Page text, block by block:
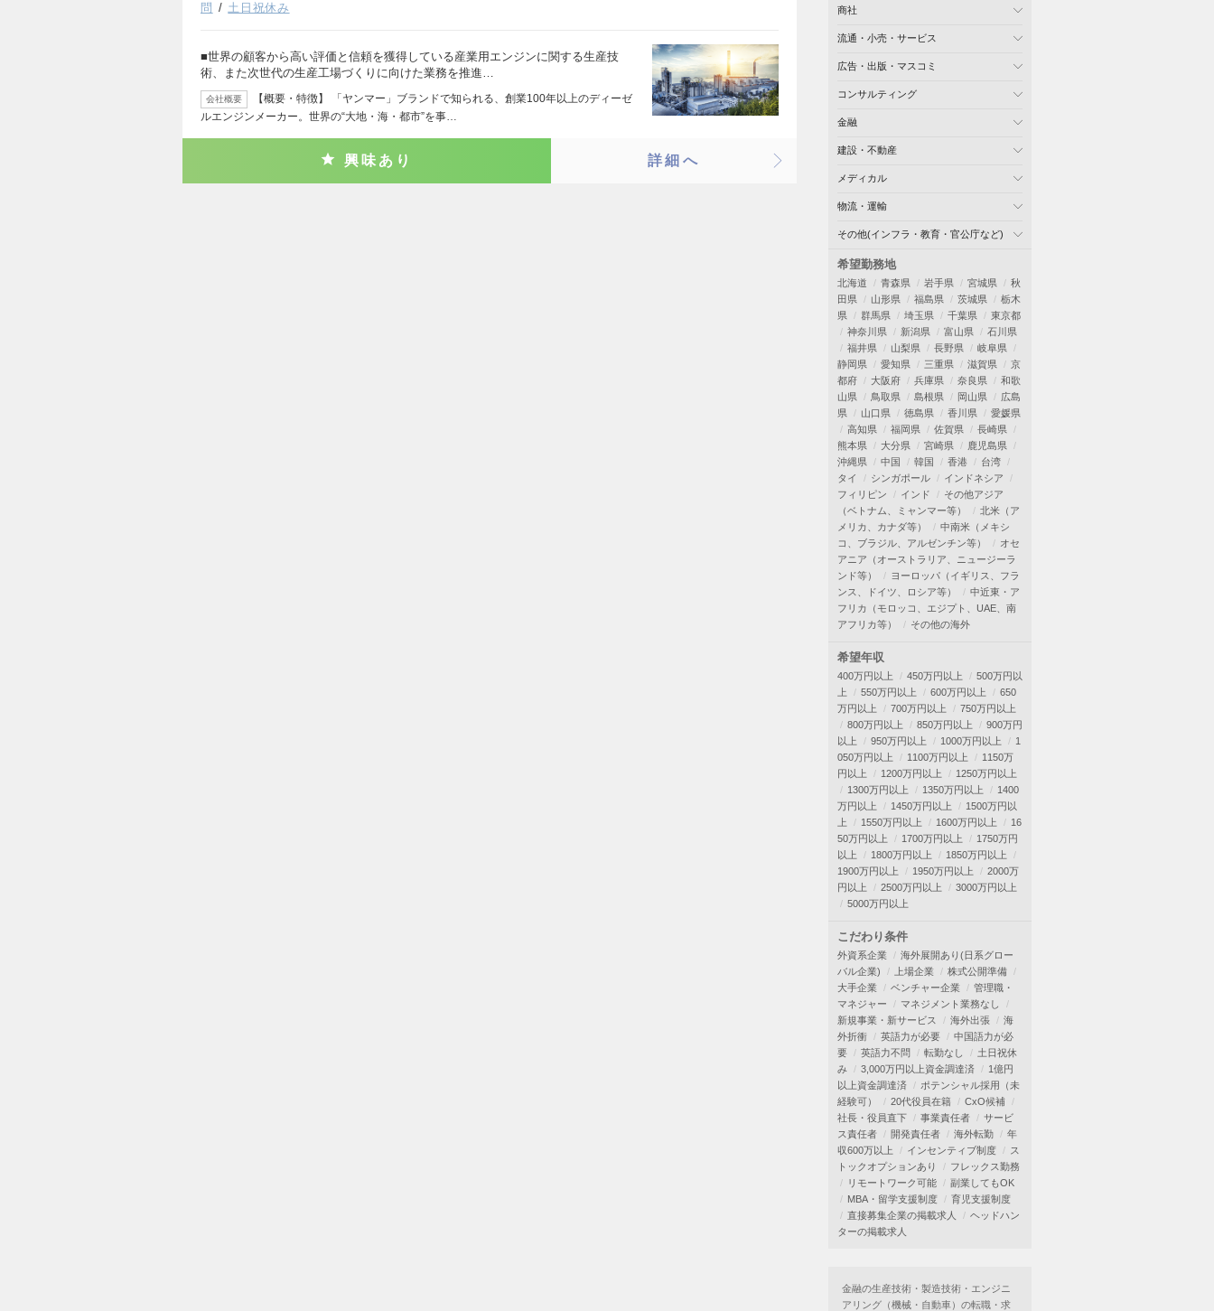
問
土日祝休み
■世界の顧客から高い評価と信頼を獲得している産業用エンジンに関する生産技
術、また次世代の生産工場づくりに向けた業務を推進…
会社概要
【概要・特徴】 「ヤンマー」ブランドで知られる、創業100年以上のディーゼ
ルエンジンメーカー。世界の“大地・海・都市”を事…
興味あり 詳細へ
商社
流通・小売・サービス
広告・出版・マスコミ
コンサルティング
金融
建設・不動産
メディカル
物流・運輸
その他(インフラ・教育・官公庁など)
希望勤務地
北海道 青森県 岩手県 宮城県
秋
田県
山形県 福島県 茨城県
栃木
県
群馬県 埼玉県 千葉県
東京都
神奈川県
新潟県 富山県
石川県
福井県
山梨県 長野県
岐阜県
静岡県
愛知県 三重県 滋賀県
京
都府
大阪府 兵庫県 奈良県
和歌
山県
鳥取県 島根県 岡山県
広島
県
山口県 徳島県 香川県
愛媛県
高知県
福岡県 佐賀県
長崎県
熊本県
大分県 宮崎県
鹿児島県
沖縄県
中国 韓国 香港
台湾
タイ
シンガポール
インドネシア
フィリピン
インド
その他アジア
（ベトナム、ミャンマー等）
北米（ア
メリカ、カナダ等）
中南米（メキシ
コ、ブラジル、アルゼンチン等）
オセ
アニア（オーストラリア、ニュージーラ
ンド等）
ヨーロッパ（イギリス、フラ
ンス、ドイツ、ロシア等）
中近東・ア
フリカ（モロッコ、エジプト、UAE、南
アフリカ等）
その他の海外
希望年収
400万円以上 450万円以上
500万円以
上
550万円以上 600万円以上
650
万円以上
700万円以上
750万円以上
800万円以上
850万円以上
900万円
以上
950万円以上 1000万円以上
1
050万円以上
1100万円以上
1150万
円以上
1200万円以上
1250万円以上
1300万円以上
1350万円以上
1400
万円以上
1450万円以上
1500万円以
上
1550万円以上 1600万円以上
16
50万円以上
1700万円以上
1750万円
以上
1800万円以上
1850万円以上
1900万円以上
1950万円以上
2000万
円以上
2500万円以上
3000万円以上
5000万円以上
こだわり条件
外資系企業
海外展開あり(日系グロー
バル企業)
上場企業
株式公開準備
大手企業
ベンチャー企業
管理職・
マネジャー
マネジメント業務なし
新規事業・新サービス
海外出張
海
外折衝
英語力が必要
中国語力が必
要
英語力不問 転勤なし
土日祝休
み
3,000万円以上資金調達済
1億円
以上資金調達済
ポテンシャル採用（未
経験可）
20代役員在籍
CxO候補
社長・役員直下
事業責任者
サービ
ス責任者
開発責任者 海外転勤
年
収600万以上
インセンティブ制度
ス
トックオプションあり
フレックス勤務
リモートワーク可能
副業してもOK
MBA・留学支援制度
育児支援制度
直接募集企業の掲載求人
ヘッドハン
ターの掲載求人
金融の生産技術・製造技術・エンジニ
アリング（機械・自動車）の転職・求